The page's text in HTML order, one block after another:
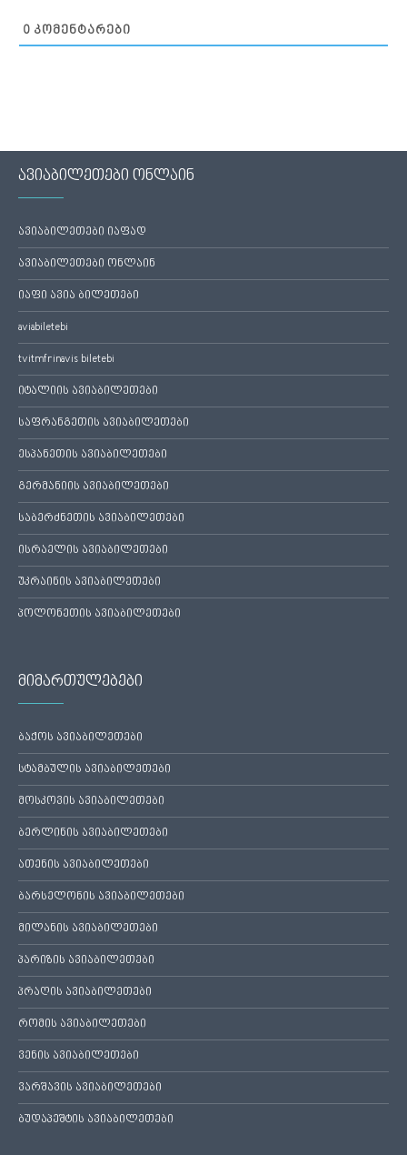
0 ᲙᲝᲛᲔᲜᲢᲐᲠᲔᲑᲘ
ავიაბილეთები ონლაინ
ავიაბილეთები იაფად
ავიაბილეთები ონლაინ
იაფი ავია ბილეთები
aviabiletebi
tvitmfrinavis biletebi
იტალიის ავიაბილეთები
საფრანგეთის ავიაბილეთები
ესპანეთის ავიაბილეთები
გერმანიის ავიაბილეთები
საბერძნეთის ავიაბილეთები
ისრაელის ავიაბილეთები
უკრაინის ავიაბილეთები
პოლონეთის ავიაბილეთები
მიმართულებები
ბაქოს ავიაბილეთები
სტამბულის ავიაბილეთები
მოსკოვის ავიაბილეთები
ბერლინის ავიაბილეთები
ათენის ავიაბილეთები
ბარსელონის ავიაბილეთები
მილანის ავიაბილეთები
პარიზის ავიაბილეთები
პრაღის ავიაბილეთები
რომის ავიაბილეთები
ვენის ავიაბილეთები
ვარშავის ავიაბილეთები
ბუდაპეშტის ავიაბილეთები